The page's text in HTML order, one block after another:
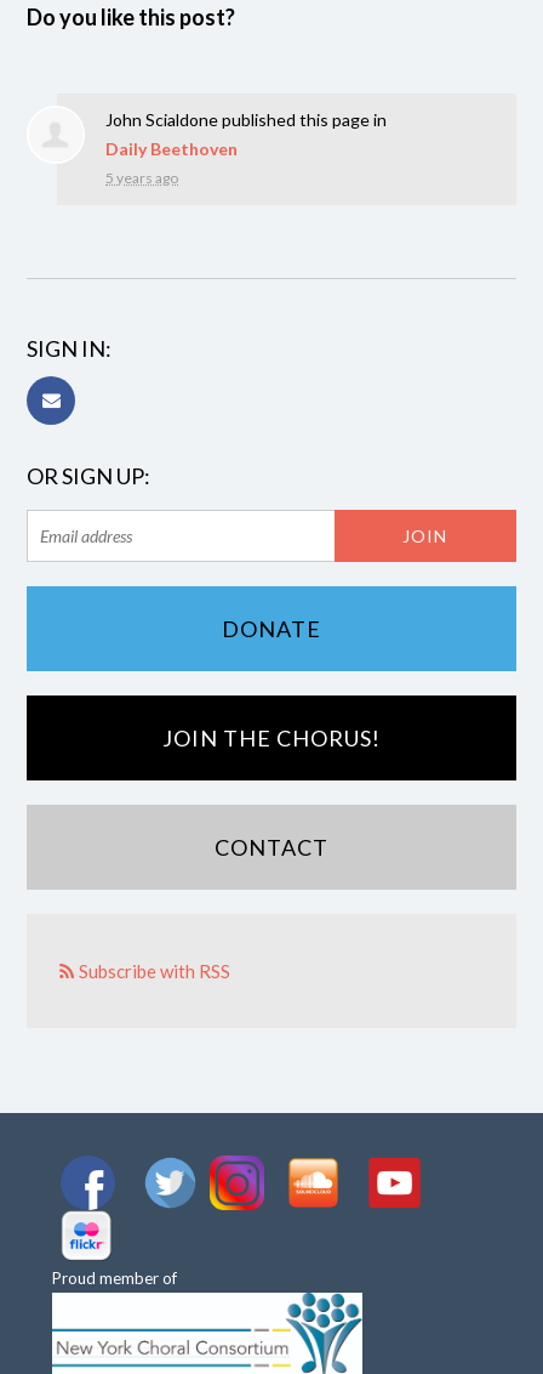
Do you like this post?
John Scialdonepublished this page in
Daily Beethoven
5 years ago
SIGN IN:
OR SIGN UP:
DONATE
JOIN THE CHORUS!
CONTACT
Subscribe with RSS
Proud member of